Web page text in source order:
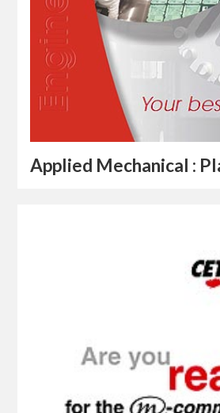
Applied Mechanical :